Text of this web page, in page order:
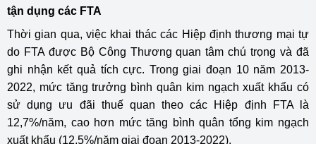
tận dụng các FTA
Thời gian qua, việc khai thác các Hiệp định thương mại tự
do FTA được Bộ Công Thương quan tâm chú trọng và đã
ghi nhận kết quả tích cực. Trong giai đoạn 10 năm 2013-
2022, mức tăng trưởng bình quân kim ngạch xuất khẩu có
sử dụng ưu đãi thuế quan theo các Hiệp định FTA là
12,7%/năm, cao hơn mức tăng bình quân tổng kim ngạch
xuất khẩu (12,5%/năm giai đoạn 2013-2022).